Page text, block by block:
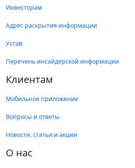
Инвесторам
Адрес раскрытия информации
Устав
Перечень инсайдерской информации
Клиентам
Мобильное приложение
Вопросы и ответы
Новости, статьи и акции
О нас